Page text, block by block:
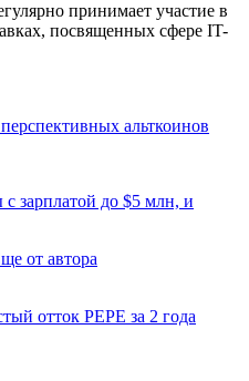
принимает участие в
посвященных сфере IT-
альткоинов
зарплатой до $5 млн, и
от автора
отток PEPE за 2 года